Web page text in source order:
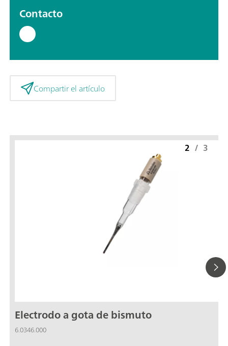
Contacto
Compartir el artículo
Electrodo a gota de bismuto
6.0346.000
2 / 3